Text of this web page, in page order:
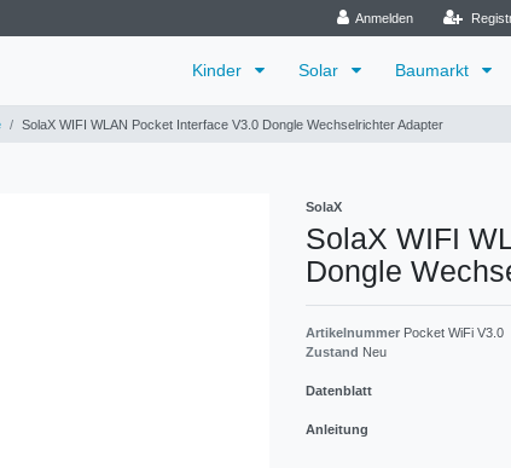
Anmelden
Kinder Solar Baumarkt
SolaX WIFI WLAN Pocket Interface V3.0 Dongle Wechselrichter Adapter
SolaX
SolaX WIFI
Dongle
Artikelnummer Pocket WiFi V3.0
Zustand Neu
Datenblatt
Anleitung